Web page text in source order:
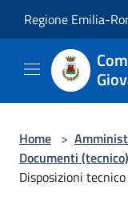
Regione Emilia-
Home >
Documenti
Disposizioni